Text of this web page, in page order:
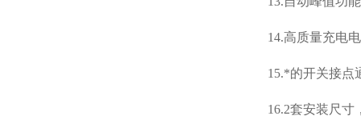
14.高质量充电
15.*的开关接点
16.2套安装尺